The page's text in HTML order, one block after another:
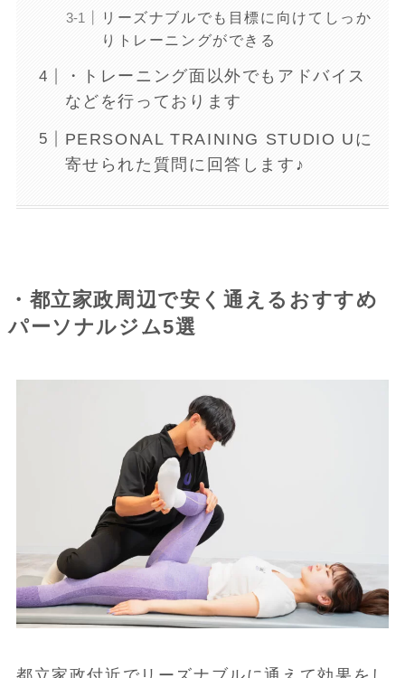
リーズナブルでも目標に向けてしっか
りトレーニングができる
・トレーニング面以外でもアドバイス
などを行っております
PERSONAL TRAINING STUDIO Uに
寄せられた質問に回答します♪
・都立家政周辺で安く通えるおすすめ
パーソナルジム5選